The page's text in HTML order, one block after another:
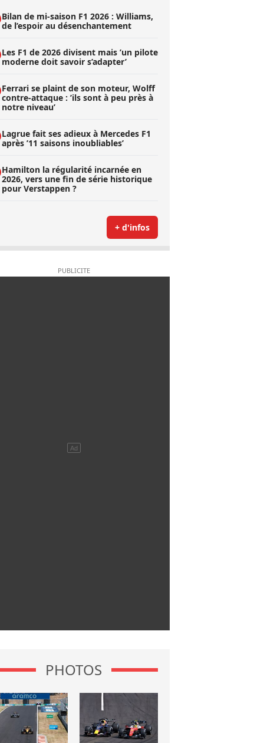
Bilan de mi-saison F1 2026 : Williams,
de l’espoir au désenchantement
Les F1 de 2026 divisent mais ’un pilote
moderne doit savoir s’adapter’
Ferrari se plaint de son moteur, Wolff
contre-attaque : ’ils sont à peu près à
notre niveau’
Lagrue fait ses adieux à Mercedes F1
après ’11 saisons inoubliables’
Hamilton la régularité incarnée en
2026, vers une fin de série historique
pour Verstappen ?
+ d'infos
PHOTOS